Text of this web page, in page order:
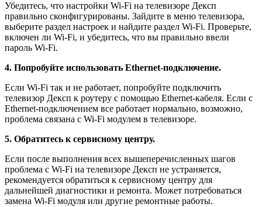
Убедитесь, что настройки Wi-Fi на телевизоре Дексп
правильно сконфигурированы. Зайдите в меню телевизора,
выберите раздел настроек и найдите раздел Wi-Fi. Проверьте,
включен ли Wi-Fi, и убедитесь, что вы правильно ввели
пароль Wi-Fi.
4. Попробуйте использовать Ethernet-подключение.
Если Wi-Fi так и не работает, попробуйте подключить
телевизор Дексп к роутеру с помощью Ethernet-кабеля. Если с
Ethernet-подключением все работает нормально, возможно,
проблема связана с Wi-Fi модулем в телевизоре.
5. Обратитесь к сервисному центру.
Если после выполнения всех вышеперечисленных шагов
проблема с Wi-Fi на телевизоре Дексп не устраняется,
рекомендуется обратиться к сервисному центру для
дальнейшей диагностики и ремонта. Может потребоваться
замена Wi-Fi модуля или другие ремонтные работы.